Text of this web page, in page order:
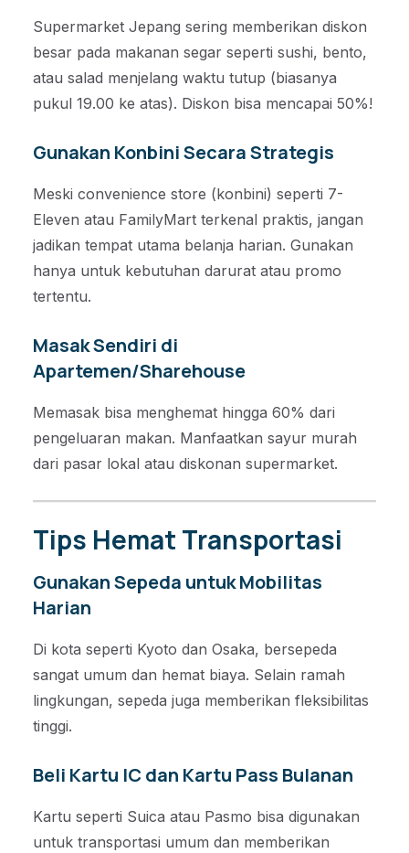
Supermarket Jepang sering memberikan diskon
besar pada makanan segar seperti sushi, bento,
atau salad menjelang waktu tutup (biasanya
pukul 19.00 ke atas). Diskon bisa mencapai 50%!
Gunakan Konbini Secara Strategis
Meski convenience store (konbini) seperti 7-
Eleven atau FamilyMart terkenal praktis, jangan
jadikan tempat utama belanja harian. Gunakan
hanya untuk kebutuhan darurat atau promo
tertentu.
Masak Sendiri di
Apartemen/Sharehouse
Memasak bisa menghemat hingga 60% dari
pengeluaran makan. Manfaatkan sayur murah
dari pasar lokal atau diskonan supermarket.
Tips Hemat Transportasi
Gunakan Sepeda untuk Mobilitas
Harian
Di kota seperti Kyoto dan Osaka, bersepeda
sangat umum dan hemat biaya. Selain ramah
lingkungan, sepeda juga memberikan fleksibilitas
tinggi.
Beli Kartu IC dan Kartu Pass Bulanan
Kartu seperti Suica atau Pasmo bisa digunakan
untuk transportasi umum dan memberikan